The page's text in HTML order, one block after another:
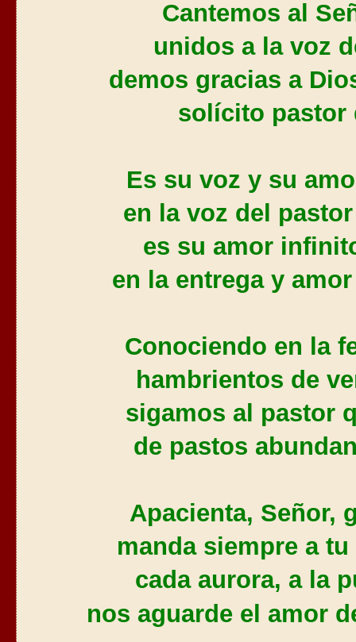
Cantemos al
unidos a la voz
demos gracias a
solícito pastor
Es su voz y su
en la voz del
es su amor
en la entrega y
Conociendo en la
hambrientos de
sigamos al pastor
de pastos
Apacienta, Señor,
manda siempre a
cada aurora, a la
nos aguarde el amor